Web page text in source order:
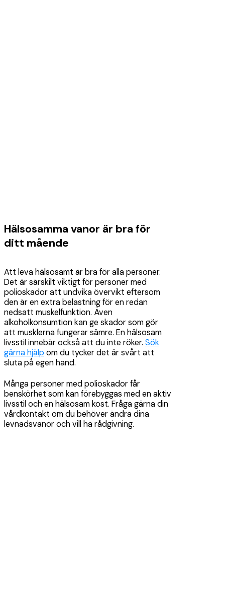
Hälsosamma vanor är bra för
ditt mående
Att leva hälsosamt är bra för alla personer.
Det är särskilt viktigt för personer med
polioskador att undvika övervikt eftersom
den är en extra belastning för en redan
nedsatt muskelfunktion. Även
alkoholkonsumtion kan ge skador som gör
att musklerna fungerar sämre. En hälsosam
livsstil innebär också att du inte röker. Sök
gärna hjälp om du tycker det är svårt att
sluta på egen hand.
Många personer med polioskador får
benskörhet som kan förebyggas med en aktiv
livsstil och en hälsosam kost. Fråga gärna din
vårdkontakt om du behöver ändra dina
levnadsvanor och vill ha rådgivning.